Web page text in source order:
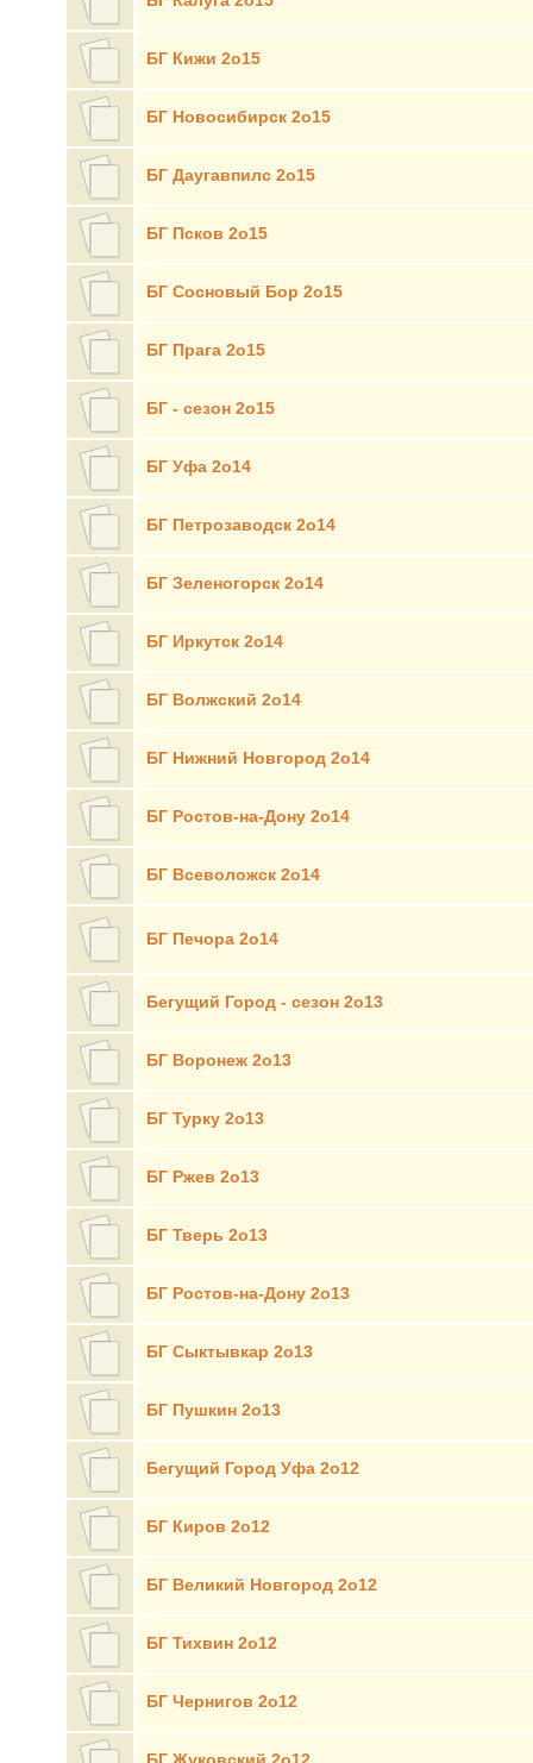
БГ Кижи 2о15
БГ Новосибирск 2о15
БГ Даугавпилс 2о15
БГ Псков 2о15
БГ Сосновый Бор 2о15
БГ Прага 2о15
БГ - сезон 2о15
БГ Уфа 2о14
БГ Петрозаводск 2о14
БГ Зеленогорск 2о14
БГ Иркутск 2о14
БГ Волжский 2о14
БГ Нижний Новгород 2о14
БГ Ростов-на-Дону 2о14
БГ Всеволожск 2о14
БГ Печора 2о14
Бегущий Город - сезон 2о13
БГ Воронеж 2о13
БГ Турку 2о13
БГ Ржев 2о13
БГ Тверь 2о13
БГ Ростов-на-Дону 2о13
БГ Сыктывкар 2о13
БГ Пушкин 2о13
Бегущий Город Уфа 2о12
БГ Киров 2о12
БГ Великий Новгород 2о12
БГ Тихвин 2о12
БГ Чернигов 2о12